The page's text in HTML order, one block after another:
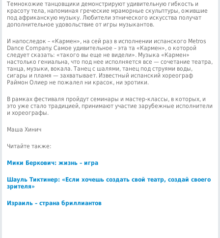
Темнокожие танцовщики демонстрируют удивительную гибкость и
красоту тела, напоминая греческие мраморные скульптуры, ожившие
под африканскую музыку. Любители этнического искусства получат
дополнительное удовольствие от игры музыкантов.
И напоследок – «Кармен», на сей раз в исполнении испанского Metros
Dance Company. Самое удивительное – эта та «Кармен», о которой
следует сказать: «такого вы еще не видели». Музыка «Кармен»
настолько гениальна, что под нее исполняется все — сочетание театра,
танца, музыки, вокала. Танец с шалями, танец под струями воды,
сигары и пламя — захватывает. Известный испанский хореограф
Раймон Олиер не пожалел ни красок, ни эротики.
В рамках фестиваля пройдут семинары и мастер-классы, в которых, и
это уже стало традицией, принимают участие зарубежные исполнители
и хореографы.
Маша Хинич
Читайте также:
Мики Беркович: жизнь – игра
Шауль Тиктинер: «Если хочешь создать свой театр, создай своего
зрителя»
Израиль – страна бриллиантов